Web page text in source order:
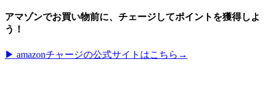
アマゾンでお買い物前に、チェージしてポイントを獲得しよ
う！
▶︎ amazonチャージの公式サイトはこちら→